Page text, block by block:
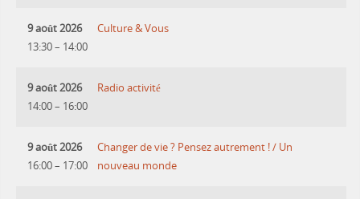
9 août 2026
13:30– 14:00
Culture & Vous
9 août 2026
14:00– 16:00
Radio activité
9 août 2026
16:00– 17:00
Changer de vie ? Pensez autrement ! / Un
nouveau monde